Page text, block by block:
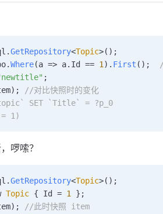
.GetRepository<Topic>();
.Where(a => a. Id == 1 ). First ();
;
);
//对比快照时的变化
SET `Title` = ?p_0
1)
啰嗦？
.GetRepository<Topic>();
Topic { Id = 1
};
);
//此时快照 item